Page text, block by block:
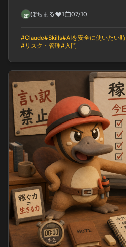
ぽちまる 1 07/10
#Claude#Skills#AIを安全に使いたい時
#リスク・管理# 入門